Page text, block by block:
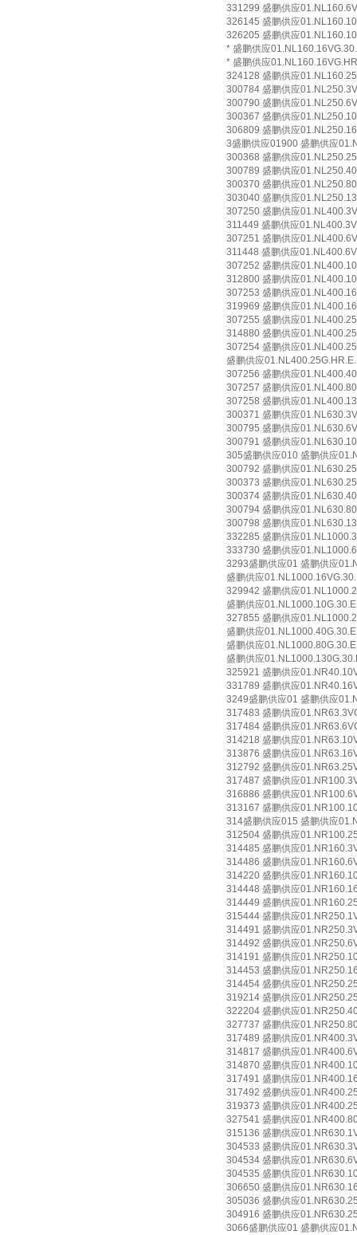
331299 盛鹏供应
326145 盛鹏供应
326205 盛鹏供应
* 盛鹏供应
* 盛鹏供应
324128 盛鹏供应
300784 盛鹏供应
300790 盛鹏供应
300367 盛鹏供应
306809 盛鹏供应
3盛鹏供应01900 盛鹏供应
300368 盛鹏供应
300789 盛鹏供应
300370 盛鹏供应
303040 盛鹏供应
307250 盛鹏供应
311449 盛鹏供应
307251 盛鹏供应
311448 盛鹏供应
307252 盛鹏供应
312800 盛鹏供应
307253 盛鹏供应
319969 盛鹏供应
307255 盛鹏供应
314880 盛鹏供应
307254 盛鹏供应
盛鹏供应
307256 盛鹏供应
307257 盛鹏供应
307258 盛鹏供应
300371 盛鹏供应
300795 盛鹏供应
300791 盛鹏供应
305盛鹏供应010 盛鹏供应
300792 盛鹏供应
300373 盛鹏供应
300374 盛鹏供应
300794 盛鹏供应
300798 盛鹏供应
332285 盛鹏供应
333730 盛鹏供应
3293盛鹏供应01 盛鹏供应
盛鹏供应
329942 盛鹏供应
盛鹏供应
327855 盛鹏供应
盛鹏供应
盛鹏供应
盛鹏供应
325921 盛鹏供应
331789 盛鹏供应
3249盛鹏供应01 盛鹏供应
317483 盛鹏供应
317484 盛鹏供应
314218 盛鹏供应
313876 盛鹏供应
312792 盛鹏供应
317487 盛鹏供应
316886 盛鹏供应
313167 盛鹏供应
314盛鹏供应015 盛鹏供应
312504 盛鹏供应
314485 盛鹏供应
314486 盛鹏供应
314220 盛鹏供应
314448 盛鹏供应
314449 盛鹏供应
315444 盛鹏供应
314491 盛鹏供应
314492 盛鹏供应
314191 盛鹏供应
314453 盛鹏供应
314454 盛鹏供应
319214 盛鹏供应
322204 盛鹏供应
327737 盛鹏供应
317489 盛鹏供应
314817 盛鹏供应
314870 盛鹏供应
317491 盛鹏供应
317492 盛鹏供应
319373 盛鹏供应
327541 盛鹏供应
315136 盛鹏供应
304533 盛鹏供应
304534 盛鹏供应
304535 盛鹏供应
306650 盛鹏供应
305036 盛鹏供应
304916 盛鹏供应
3066盛鹏供应01 盛鹏供应